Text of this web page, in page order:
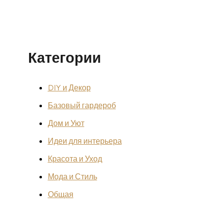
Категории
DIY и Декор
Базовый гардероб
Дом и Уют
Идеи для интерьера
Красота и Уход
Мода и Стиль
Общая